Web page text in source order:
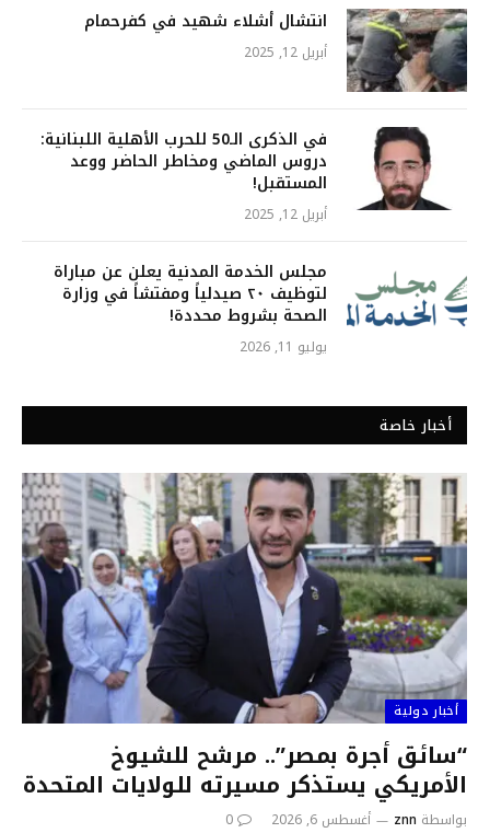
انتشال أشلاء شهيد في كفرحمام
أبريل 12, 2025
في الذكرى الـ50 للحرب الأهلية اللبنانية:
دروس الماضي ومخاطر الحاضر ووعد
المستقبل!
أبريل 12, 2025
مجلس الخدمة المدنية يعلن عن مباراة
لتوظيف ٢٠ صيدلياً ومفتشاً في وزارة
الصحة بشروط محددة!
يوليو 11, 2026
أخبار خاصة
أخبار دولية
“سائق أجرة بمصر”.. مرشح للشيوخ
الأمريكي يستذكر مسيرته للولايات المتحدة
بواسطة znn أغسطس 6, 2026 0